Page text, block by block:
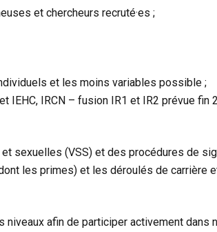
et chercheurs recruté·es ;
et les moins variables possible ;
IRCN – fusion IR1 et IR2 prévue fin
sexuelles (VSS) et des procédures de
les primes) et les déroulés de carrière
afin de participer activement dans